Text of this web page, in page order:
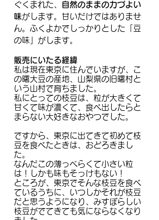
ぐくまれた、 自然のままの力づよい
味がします。甘いだけではありませ
ん。ふくよかでしっかりとした「豆
の味」がします。
販売にいたる経緯
私は現在東京に住んでいますが、こ
の曙大豆の産地、山梨県の旧曙村と
いう山村で育ちました。
私にとっての枝豆は、粒が大きくて
甘くて味が濃くて、食べ出したらと
まらない大好きなおやつでした。
ですから、東京に出てきて初めて枝
豆を食べたときは、おどろきまし
た。
なんだこの薄っぺらくて小さい粒
は！しかも味もそっけもない！
ところが、東京でそんな枝豆を食べ
ているうちに、いつしかそれが枝豆
だと思うようになり、みすぼらしい
枝豆がでてきても気にならなくなり